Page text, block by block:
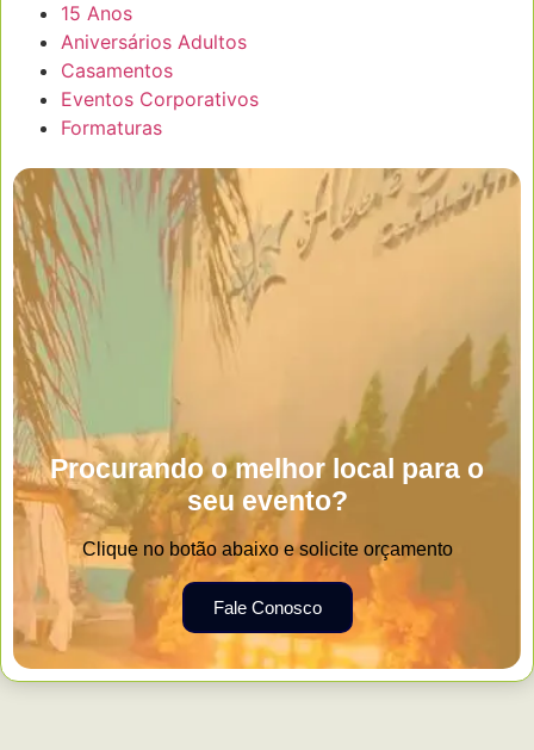
15 Anos
Aniversários Adultos
Casamentos
Eventos Corporativos
Formaturas
Procurando o melhor local para o
seu evento?
Clique no botão abaixo e solicite orçamento
Fale Conosco